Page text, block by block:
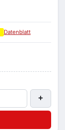
Datenblatt
+